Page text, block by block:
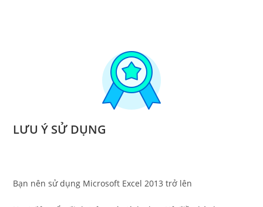
LƯU Ý SỬ DỤNG
Bạn nên sử dụng Microsoft Excel 2013 trở lên